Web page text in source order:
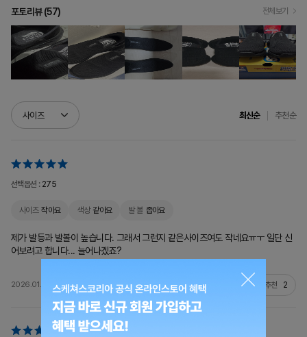
포토리뷰 (57) 전체보기
사이즈 최신순 추천순
선택옵션 : 275
사이즈 작아요 색상 같아요 발 볼 좁아요
제가 발등과 발볼이 높습니다. 그래서 그런지 같은사이즈여도 작네요ㅠㅜ 일단 신
어보려고 합니다... 늘어나겠죠?
2026.01.24 juso** 추천 2